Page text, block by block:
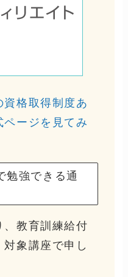
格取得制度あ
ージを見てみ
勉強できる通
、教育訓練給付
象講座で申し